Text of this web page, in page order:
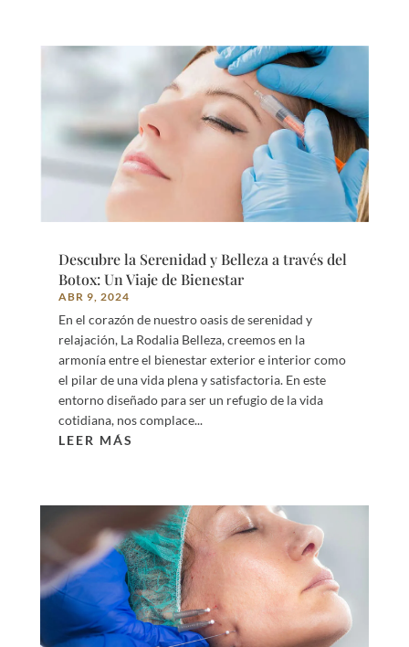
Descubre la Serenidad y Belleza a través del
Botox: Un Viaje de Bienestar
ABR 9, 2024
En el corazón de nuestro oasis de serenidad y
relajación, La Rodalia Belleza, creemos en la
armonía entre el bienestar exterior e interior como
el pilar de una vida plena y satisfactoria. En este
entorno diseñado para ser un refugio de la vida
cotidiana, nos complace...
LEER MÁS